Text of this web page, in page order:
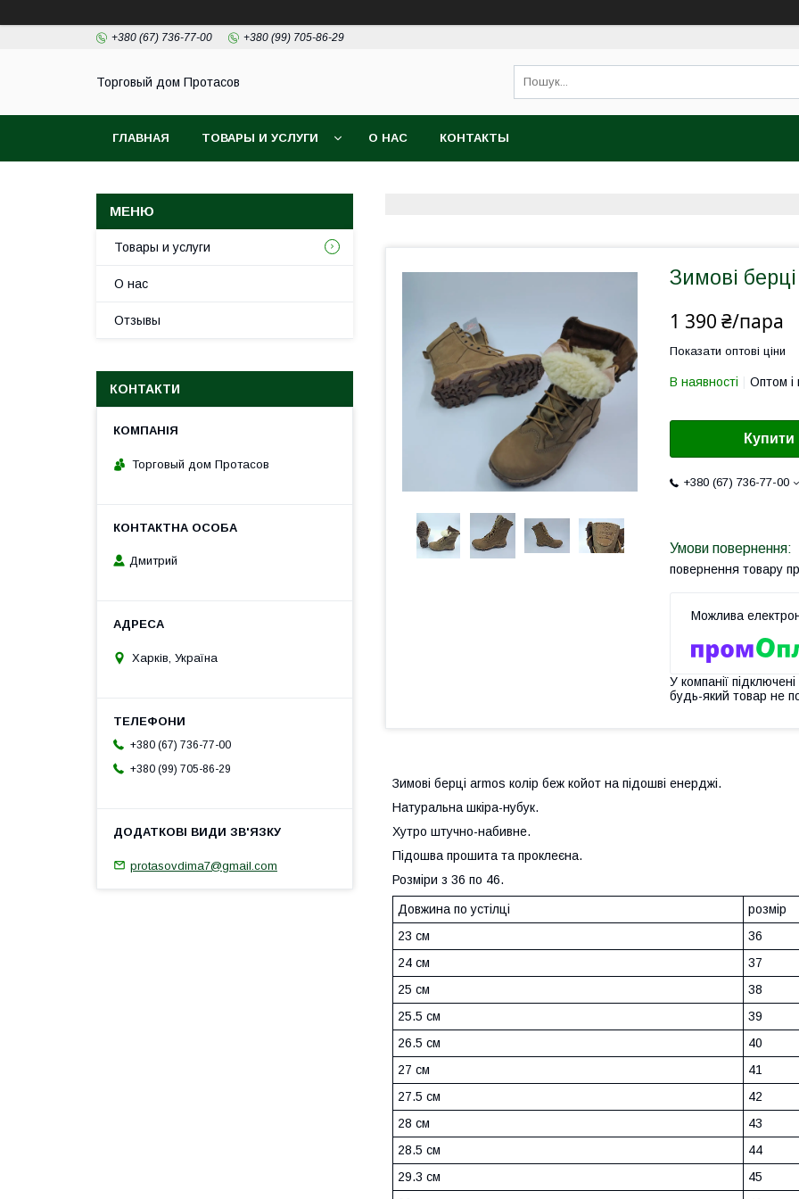
+380 (67) 736-77-00 +380 (99) 705-86-29
Торговый дом Протасов
ГЛАВНАЯ ТОВАРЫ И УСЛУГИ О НАС КОНТАКТЫ
Зимові
1 390 ₴/пара
Показати оптові ціни
В наявності Оптом і
Купити
+380 (67) 736-77-00
повернення товару
У компанії
будь-який товар не
Зимові берці armos колір беж койот на підошві енерджі.
Натуральна шкіра-нубук.
Хутро штучно-набивне.
Підошва прошита та проклеєна.
Розміри з 36 по 46.
Довжина по устілці
розмір
23 см
36
24 см
37
25 см
38
25.5 см
39
26.5 см
40
27 см
41
27.5 см
42
28 см
43
28.5 см
44
29.3 см
45
Товары и услуги
О нас
Отзывы
КОНТАКТИ
Торговый дом Протасов
Дмитрий
Харків, Україна
+380 (67) 736-77-00
+380 (99) 705-86-29
protasovdima7@gmail.com